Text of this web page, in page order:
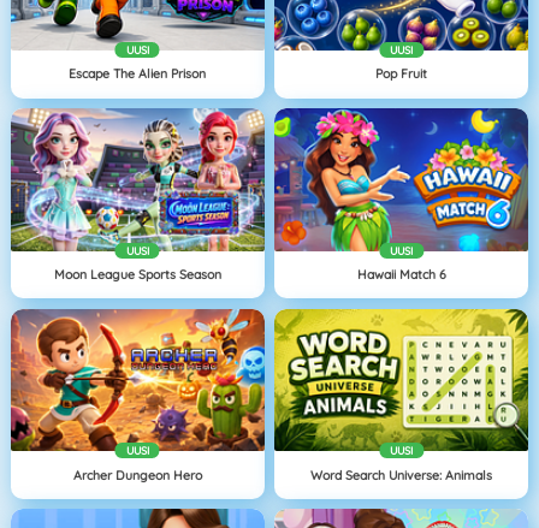
UUSI
Escape The Alien Prison
UUSI
Pop Fruit
UUSI
Moon League Sports Season
UUSI
Hawaii Match 6
UUSI
Archer Dungeon Hero
UUSI
Word Search Universe: Animals